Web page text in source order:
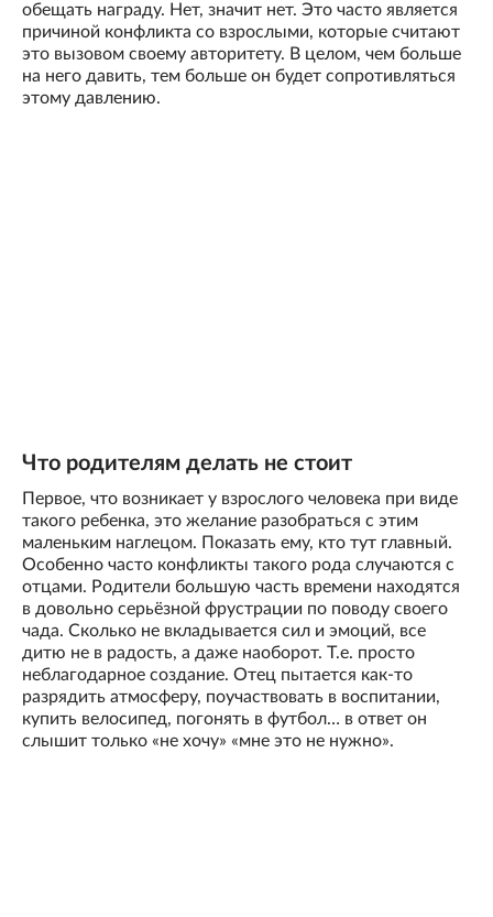
обещать награду. Нет, значит нет. Это часто является
причиной конфликта со взрослыми, которые считают
это вызовом своему авторитету. В целом, чем больше
на него давить, тем больше он будет сопротивляться
этому давлению.
Что родителям делать не стоит
Первое, что возникает у взрослого человека при виде
такого ребенка, это желание разобраться с этим
маленьким наглецом. Показать ему, кто тут главный.
Особенно часто конфликты такого рода случаются с
отцами. Родители большую часть времени находятся
в довольно серьёзной фрустрации по поводу своего
чада. Сколько не вкладывается сил и эмоций, все
дитю не в радость, а даже наоборот. Т.е. просто
неблагодарное создание. Отец пытается как-то
разрядить атмосферу, поучаствовать в воспитании,
купить велосипед, погонять в футбол… в ответ он
слышит только «не хочу» «мне это не нужно».